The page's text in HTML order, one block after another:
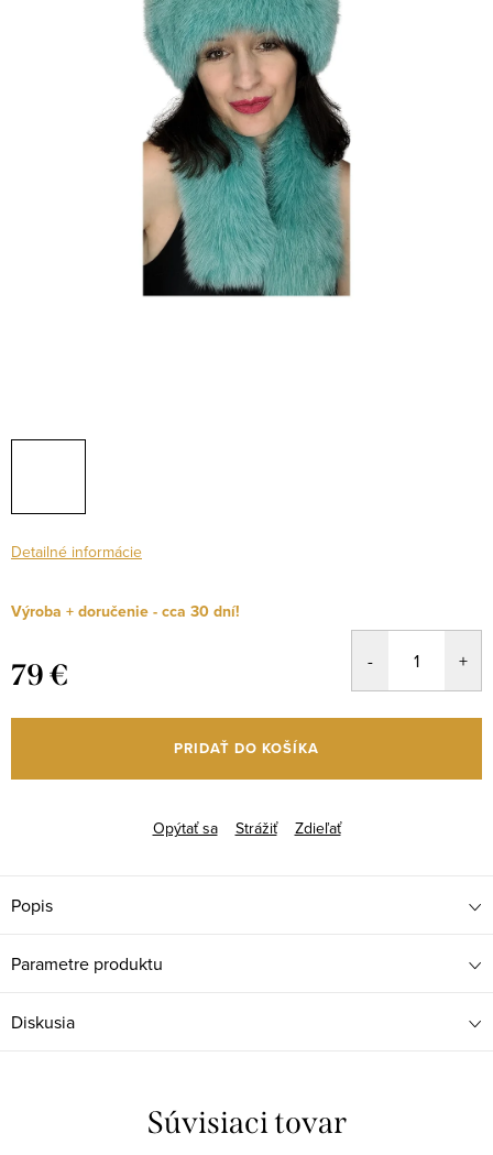
Detailné informácie
Výroba + doručenie - cca 30 dní!
79 €
cena:
PRIDAŤ DO KOŠÍKA
Opýtať sa Strážiť Zdieľať
Popis
Parametre produktu
Diskusia
Súvisiaci tovar